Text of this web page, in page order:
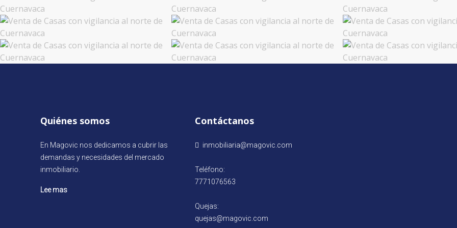
Quiénes somos
En Magovic nos dedicamos a cubrir las
demandas y necesidades del mercado
inmobiliario.
Lee mas
Contáctanos
inmobiliaria@magovic.com
Teléfono:
7771076563
Quejas:
quejas@magovic.com